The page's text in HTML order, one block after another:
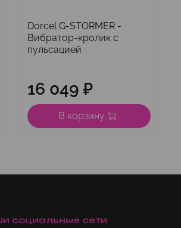
Dorcel G-STORMER -
Вибратор-кролик с
пульсацией
16 049 ₽
В корзину
социальные сети